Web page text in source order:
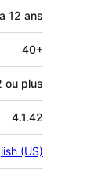
12 ans
40+
ou plus
4.1.42
(US)